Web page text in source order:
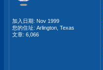
加入日期: Nov 1999
您的住址: Arlington, Texas
文章: 6,066